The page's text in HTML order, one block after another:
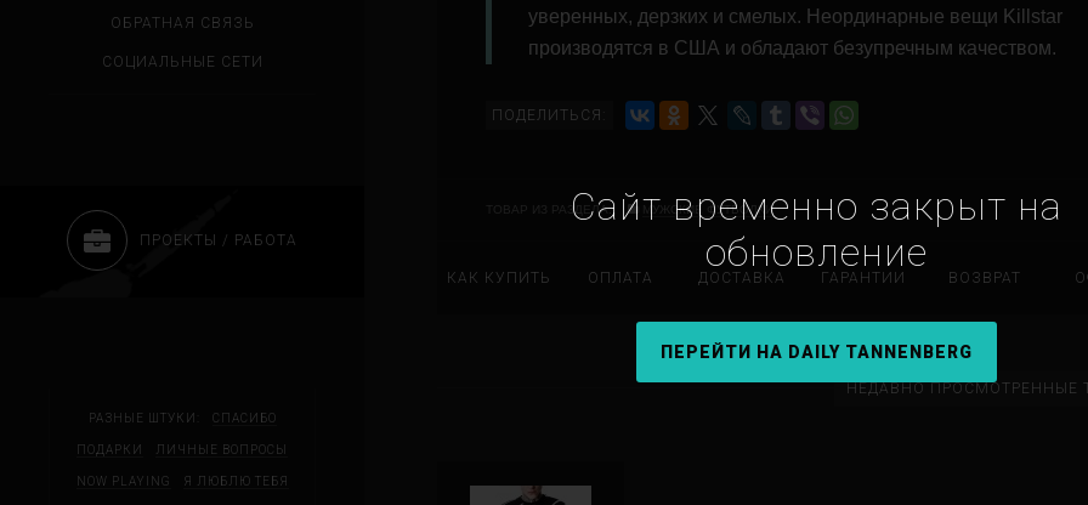
Сайт временно закрыт на
обновление
ПЕРЕЙТИ НА DAILY TANNENBERG
уверенных, дерзких и смелых. Неординарные вещи Killstar
производятся в США и обладают безупречным качеством.
ПОДЕЛИТЬСЯ:
ТОВАР ИЗ РАЗДЕЛА: МУЖСКИЕ ФУТБОЛКИ
КАК КУПИТЬ ОПЛАТА ДОСТАВКА ГАРАНТИИ ВОЗВРАТ
НЕДАВНО ПРОСМОТРЕННЫЕ
ОБРАТНАЯ СВЯЗЬ
СОЦИАЛЬНЫЕ СЕТИ
ПРОЕКТЫ / РАБОТА
РАЗНЫЕ ШТУКИ: СПАСИБО
ПОДАРКИ ЛИЧНЫЕ ВОПРОСЫ
NOW PLAYING Я ЛЮБЛЮ ТЕБЯ